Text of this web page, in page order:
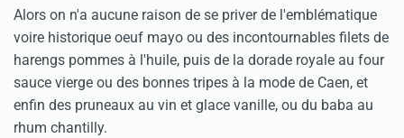
Alors on n'a aucune raison de se priver de l'emblématique
voire historique oeuf mayo ou des incontournables filets de
harengs pommes à l'huile, puis de la dorade royale au four
sauce vierge ou des bonnes tripes à la mode de Caen, et
enfin des pruneaux au vin et glace vanille, ou du baba au
rhum chantilly.